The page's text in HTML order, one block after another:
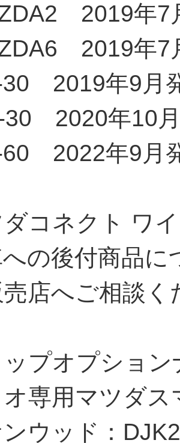
2019年7
2019年7
30 2019年9月
30 2020年10
60 2022年9月
ダコネクト ワ
への後付商品
店へご相談く
ップオプショ
オ専用マツダ
ッド：DJK2